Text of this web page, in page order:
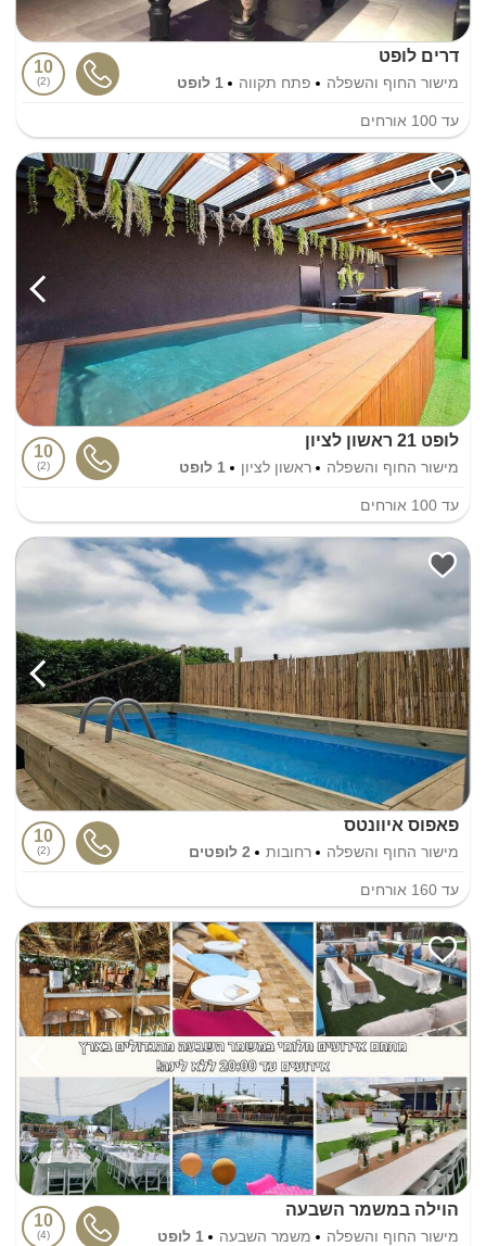
דרים לופט
מישור החוף והשפלה פתח תקווה 1 לופט
10
2
עד 100 אורחים
לופט 21 ראשון לציון
מישור החוף והשפלה ראשון לציון 1 לופט
10
2
עד 100 אורחים
פאפוס איוונטס
מישור החוף והשפלה רחובות 2 לופטים
10
2
עד 160 אורחים
הוילה במשמר השבעה
מישור החוף והשפלה משמר השבעה 1 לופט
10
4